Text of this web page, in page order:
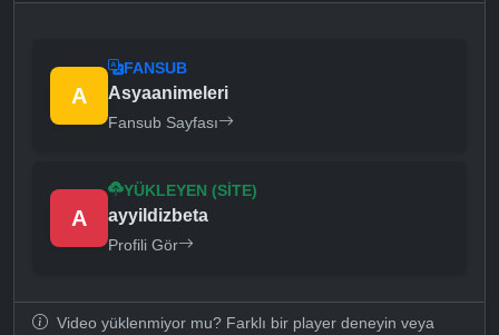
A
FANSUB
Asyaanimeleri
Fansub Sayfası
A
YÜKLEYEN (SITE)
ayyildizbeta
Profili Gör
Video yüklenmiyor mu? Farklı bir player deneyin veya